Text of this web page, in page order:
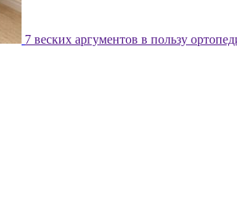
7 веских аргументов в пользу